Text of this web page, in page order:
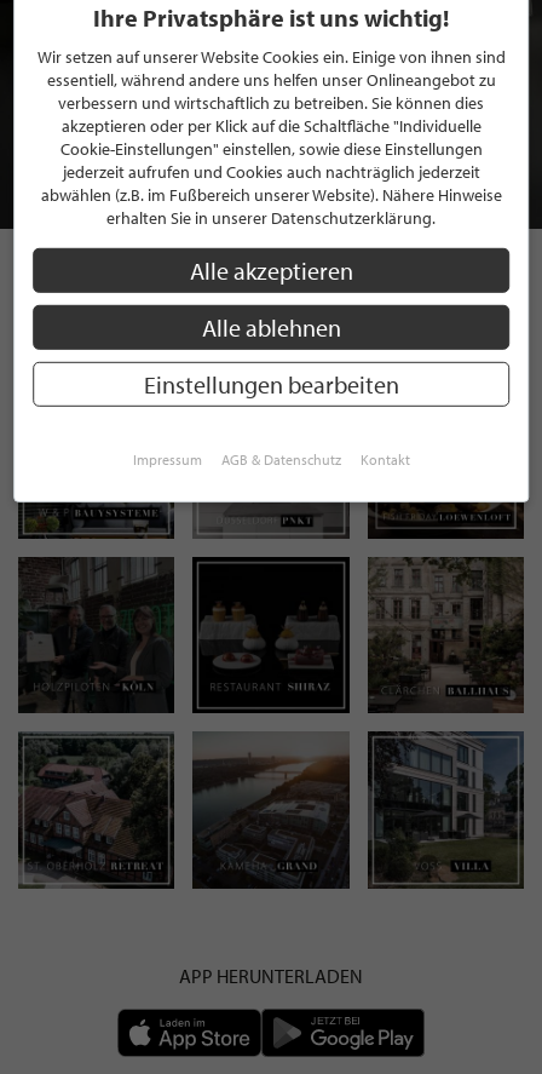
BEWERBEN SIE SICH FÜR EINE GRATIS
MITGLIEDSCHAFT BEI STILPUNKTE®
JETZT GRATIS BEWERBEN
STILPUNKTE AUF
INSTAGRAM
APP HERUNTERLADEN
Ihre Privatsphäre ist uns wichtig!
Wir setzen auf unserer Website Cookies ein. Einige von ihnen sind
essentiell, während andere uns helfen unser Onlineangebot zu
verbessern und wirtschaftlich zu betreiben. Sie können dies
akzeptieren oder per Klick auf die Schaltfläche "Individuelle
Cookie-Einstellungen" einstellen, sowie diese Einstellungen
jederzeit aufrufen und Cookies auch nachträglich jederzeit
abwählen (z.B. im Fußbereich unserer Website). Nähere Hinweise
erhalten Sie in unserer Datenschutzerklärung.
Alle akzeptieren
Alle ablehnen
Einstellungen bearbeiten
Impressum AGB & Datenschutz Kontakt